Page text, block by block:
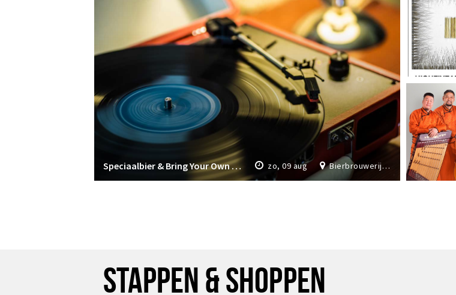
Bierbrouwerij De Dochter van de Korenaar
zo, 09 aug
Speciaalbier & Bring Your Own Vinyl
STAPPEN & SHOPPEN